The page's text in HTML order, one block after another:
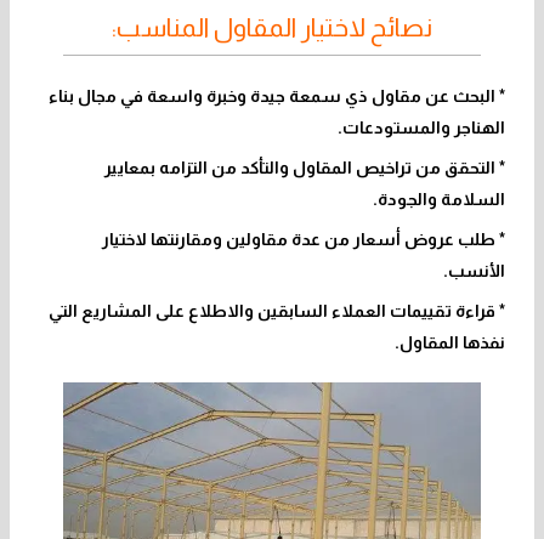
نصائح لاختيار المقاول المناسب:
* البحث عن مقاول ذي سمعة جيدة وخبرة واسعة في مجال بناء
الهناجر والمستودعات.
* التحقق من تراخيص المقاول والتأكد من التزامه بمعايير
السلامة والجودة.
* طلب عروض أسعار من عدة مقاولين ومقارنتها لاختيار
الأنسب.
* قراءة تقييمات العملاء السابقين والاطلاع على المشاريع التي
نفذها المقاول.